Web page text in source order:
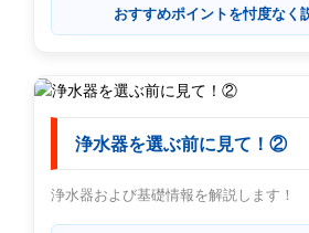
おすすめポイントを忖度なく
浄水器を選ぶ前に見て！②
浄水器および基礎情報を解説します！